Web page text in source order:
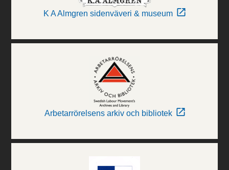
K A Almgren sidenväveri & museum
Arbetarrörelsens arkiv och bibliotek